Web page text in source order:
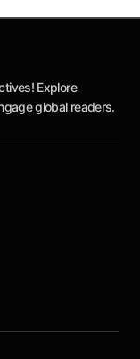
Explore
global readers.